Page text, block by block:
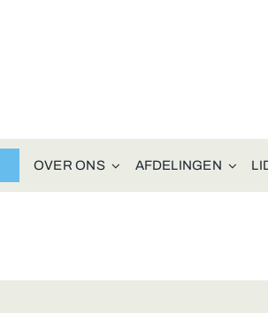
OVER ONS AFDELINGEN